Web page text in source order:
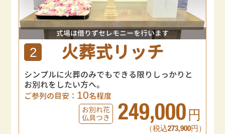
式場は借りずセレモニーを行います
2 火葬式リッチ
シンプルに火葬のみでもできる限りしっかりと
お別れをしたい方へ。
ご参列の目安： 10名程度
お別れ花
仏具つき
249,000 円
（税込273,900円）